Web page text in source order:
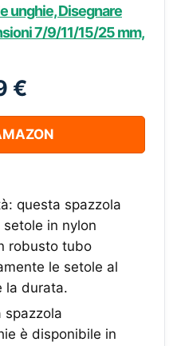
unghie, Disegnare
7/9/11/15/25 mm,
€
questa spazzola
in nylon
robusto tubo
le setole al
la durata.
spazzola
è disponibile in